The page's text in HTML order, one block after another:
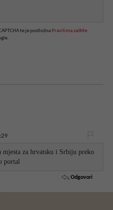
te je podložna Pravilima zaštite
za hrvatsku i Srbiju preko
portal
Odgovori